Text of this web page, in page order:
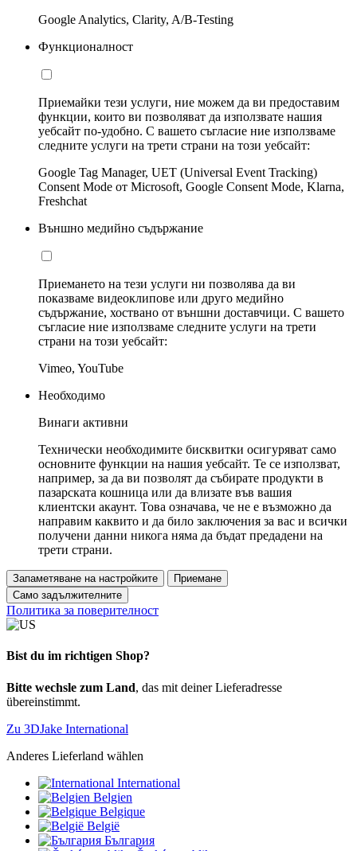
Google Analytics, Clarity, A/B-Testing
Функционалност
Приемайки тези услуги, ние можем да ви предоставим
функции, които ви позволяват да използвате нашия
уебсайт по-удобно. С вашето съгласие ние използваме
следните услуги на трети страни на този уебсайт:
Google Tag Manager, UET (Universal Event Tracking)
Consent Mode от Microsoft, Google Consent Mode, Klarna,
Freshchat
Външно медийно съдържание
Приемането на тези услуги ни позволява да ви
показваме видеоклипове или друго медийно
съдържание, хоствано от външни доставчици. С вашето
съгласие ние използваме следните услуги на трети
страни на този уебсайт:
Vimeo, YouTube
Необходимо
Винаги активни
Технически необходимите бисквитки осигуряват само
основните функции на нашия уебсайт. Те се използват,
например, за да ви позволят да събирате продукти в
пазарската кошница или да влизате във вашия
клиентски акаунт. Това означава, че не е възможно да
направим каквито и да било заключения за вас и всички
получени данни никога няма да бъдат предадени на
трети страни.
Запаметяване на настройките
Приемане
Само задължителните
Политика за поверителност
Bist du im richtigen Shop?
Bitte wechsle zum Land, das mit deiner Lieferadresse
übereinstimmt.
Zu 3DJake International
Anderes Lieferland wählen
International
Belgien
Belgique
België
България